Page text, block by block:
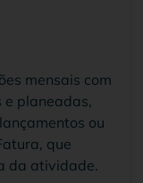
mensais com
e planeadas,
ou
que
da atividade.